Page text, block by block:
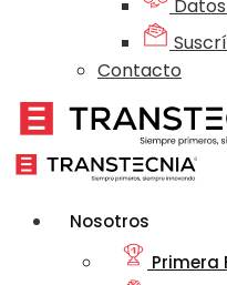
Contacto
Nosotros
Primera